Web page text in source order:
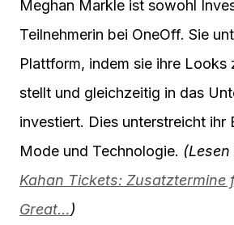
Meghan Markle ist sowohl
Teilnehmerin bei OneOff. Sie
Plattform, indem sie ihre Looks
stellt und gleichzeitig in das
investiert. Dies unterstreicht ihr
Mode und Technologie.
Kahan Tickets: Zusatztermine
Great…)